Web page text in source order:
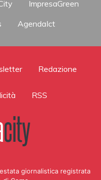
ImpresaGreen
AgendaIct
Redazione
RSS
giornalistica registrata